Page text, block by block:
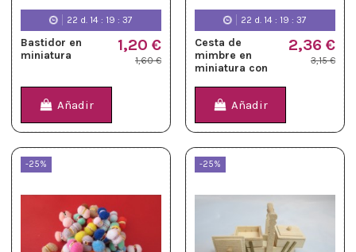
22d. 14: 19: 36
Bastidor en
miniatura
1,20 €
1,60 €
Añadir
22d. 14: 19: 36
Cesta de
mimbre en
miniatura con
2,36 €
3,15 €
Añadir
-25% -25%